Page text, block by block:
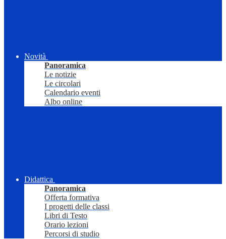
Novità
Panoramica
Le notizie
Le circolari
Calendario eventi
Albo online
Didattica
Panoramica
Offerta formativa
I progetti delle classi
Libri di Testo
Orario lezioni
Percorsi di studio